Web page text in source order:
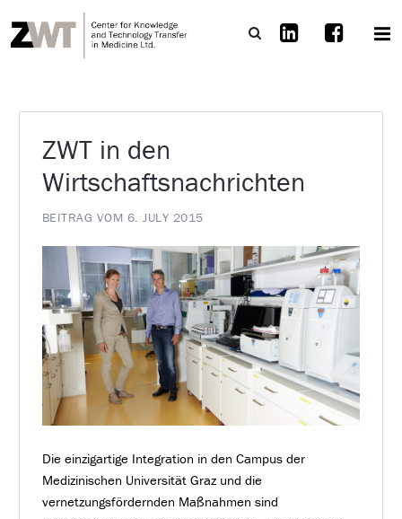
ZWT in den
Wirtschaftsnachrichten
BEITRAG VOM 6. JULY 2015
Die einzigartige Integration in den Campus der
Medizinischen Universität Graz und die
vernetzungsfördernden Maßnahmen sind